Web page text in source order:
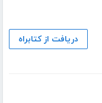
دریافت از کتابراه